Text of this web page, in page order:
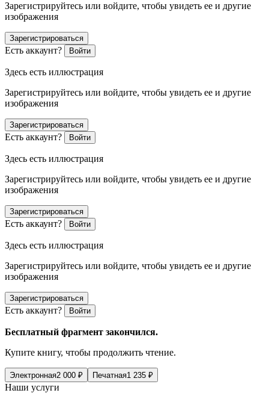
Зарегистрируйтесь или войдите, чтобы увидеть ее и другие
изображения
Зарегистрироваться
Есть аккаунт? Войти
Здесь есть иллюстрация
Зарегистрируйтесь или войдите, чтобы увидеть ее и другие
изображения
Зарегистрироваться
Есть аккаунт? Войти
Здесь есть иллюстрация
Зарегистрируйтесь или войдите, чтобы увидеть ее и другие
изображения
Зарегистрироваться
Есть аккаунт? Войти
Здесь есть иллюстрация
Зарегистрируйтесь или войдите, чтобы увидеть ее и другие
изображения
Зарегистрироваться
Есть аккаунт? Войти
Бесплатный фрагмент закончился.
Купите книгу, чтобы продолжить чтение.
Электронная2 000 ₽ Печатная1 235 ₽
Наши услуги